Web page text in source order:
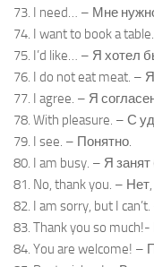
73. I need… – Мне
74. I want to book a
75. I’d like… – Я хотел
76. I do not eat meat. –
77. I agree. – Я
78. With pleasure. – С
79. I see. – Понятно.
80. I am busy. – Я занят
81. No, thank you. –
82. I am sorry, but I
83. Thank you so
84. You are welcome! –